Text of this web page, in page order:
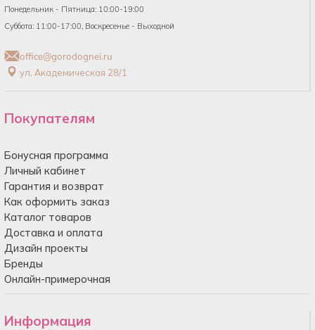
Понедельник - Пятница: 10:00-19:00
Суббота: 11:00-17:00, Воскресенье - Выходной
office@gorodognei.ru
ул. Академическая 28/1
Покупателям
Бонусная программа
Личный кабинет
Гарантия и возврат
Как оформить заказ
Каталог товаров
Доставка и оплата
Дизайн проекты
Бренды
Онлайн-примерочная
Информация